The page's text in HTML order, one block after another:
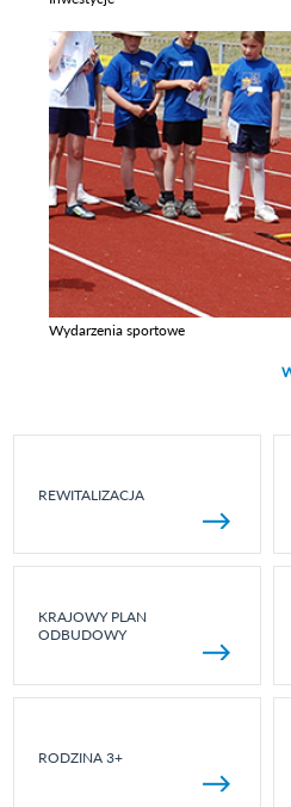
Wydarzenia sportowe
REWITALIZACJA
KRAJOWY PLAN
ODBUDOWY
RODZINA 3+